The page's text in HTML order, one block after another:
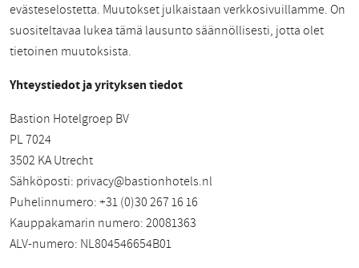
evästeselostetta. Muutokset julkaistaan verkkosivuillamme. On
suositeltavaa lukea tämä lausunto säännöllisesti, jotta olet
tietoinen muutoksista.
Yhteystiedot ja yrityksen tiedot
Bastion Hotelgroep BV
PL 7024
3502 KA Utrecht
Sähköposti: privacy@bastionhotels.nl
Puhelinnumero: +31 (0)30 267 16 16
Kauppakamarin numero: 20081363
ALV-numero: NL804546654B01